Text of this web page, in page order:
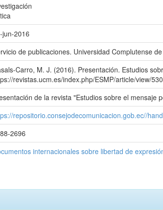
jun-2016
de publicaciones. Universidad Complutense
Carro, M. J. (2016). Presentación. Estudios
revistas.ucm.es/index.php/ESMP/article/view/
de la revista "Estudios sobre el mensaje
repositorio.consejodecomunicacion.gob.ec//
2696
internacionales sobre libertad de